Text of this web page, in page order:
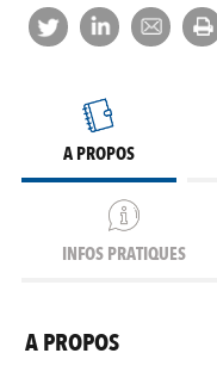
A PROPOS
INFOS PRATIQUES
A PROPOS